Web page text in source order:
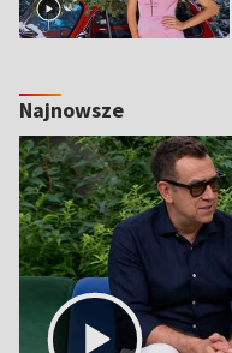
Najnowsze